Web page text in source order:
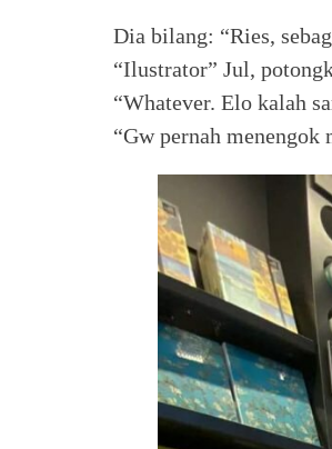
Dia bilang: “Ries,
“Ilustrator” Jul,
“Whatever. Elo kalah
“Gw pernah menengok